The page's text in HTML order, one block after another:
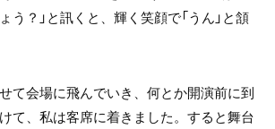
う？」と訊くと、輝く笑顔で「うん」と頷
て会場に飛んでいき、何とか開演前に到
て、私は客席に着きました。すると舞台